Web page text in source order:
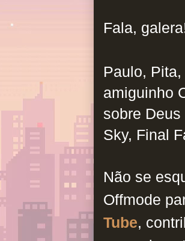
Fala,
Paulo,
amiguinho
sobre
Sky, Final
Não se
Offmode
Tube,